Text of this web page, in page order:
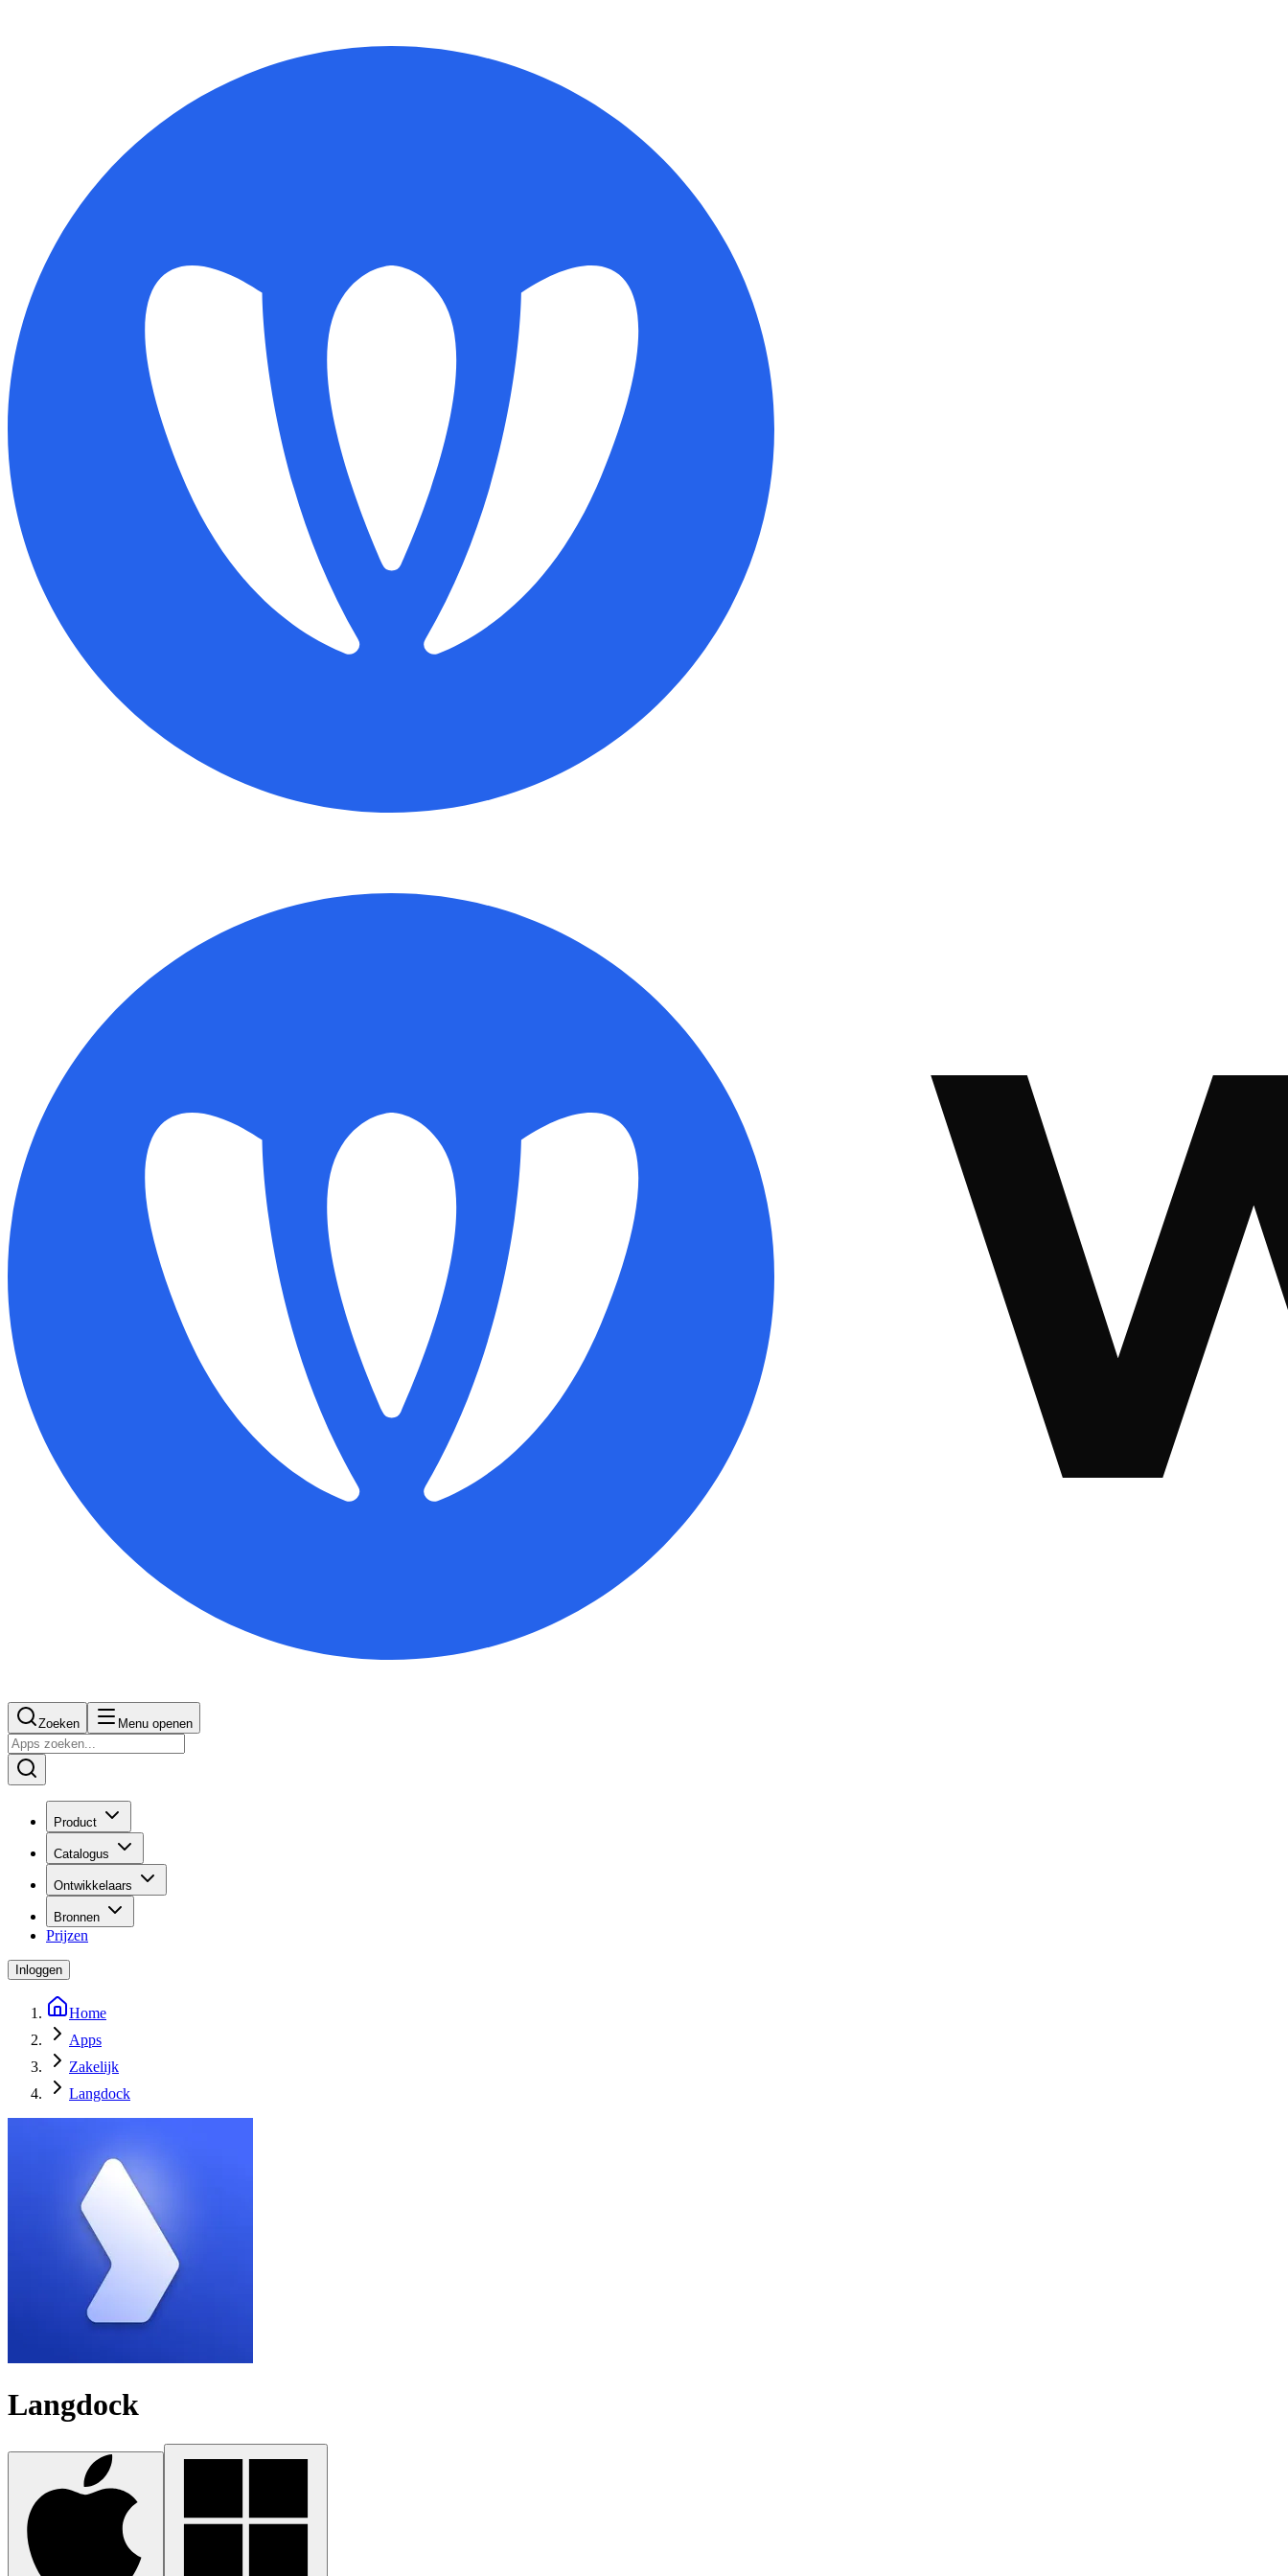
Zoeken Menu openen
Product
Catalogus
Ontwikkelaars
Bronnen
Prijzen
Inloggen
Home
Apps
Zakelijk
Langdock
Langdock